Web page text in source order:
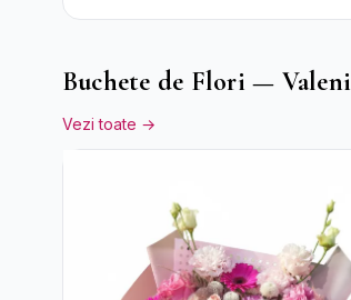
Buchete de Flori — Valeni
Vezi toate →